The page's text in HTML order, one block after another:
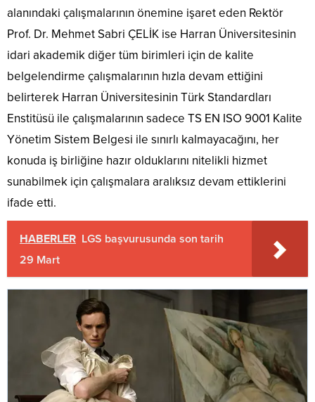
alanındaki çalışmalarının önemine işaret eden Rektör
Prof. Dr. Mehmet Sabri ÇELİK ise Harran Üniversitesinin
idari akademik diğer tüm birimleri için de kalite
belgelendirme çalışmalarının hızla devam ettiğini
belirterek Harran Üniversitesinin Türk Standardları
Enstitüsü ile çalışmalarının sadece TS EN ISO 9001 Kalite
Yönetim Sistem Belgesi ile sınırlı kalmayacağını, her
konuda iş birliğine hazır olduklarını nitelikli hizmet
sunabilmek için çalışmalara aralıksız devam ettiklerini
ifade etti.
HABERLER LGS başvurusunda son tarih
29 Mart